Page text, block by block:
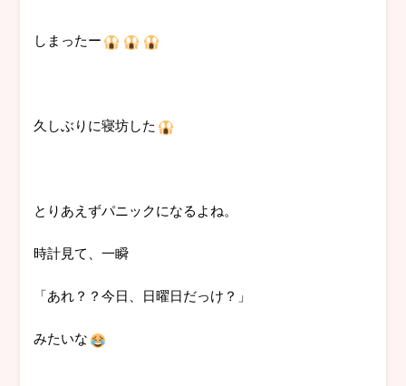
しまったー
久しぶりに寝坊した
とりあえずパニックになるよね。
時計見て、一瞬
「あれ？？今日、日曜日だっけ？」
みたいな